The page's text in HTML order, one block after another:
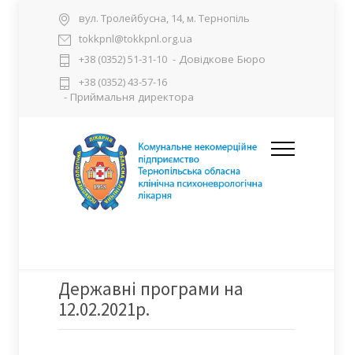
вул. Тролейбусна, 14, м. Тернопіль
tokkpnl@tokkpnl.org.ua
+38 (0352) 51-31-10 - Довідкове Бюро
+38 (0352) 43-57-16
- Приймальня директора
Державні програми на
12.02.2021р.